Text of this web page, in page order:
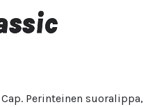
Perinteinen suoralippa,